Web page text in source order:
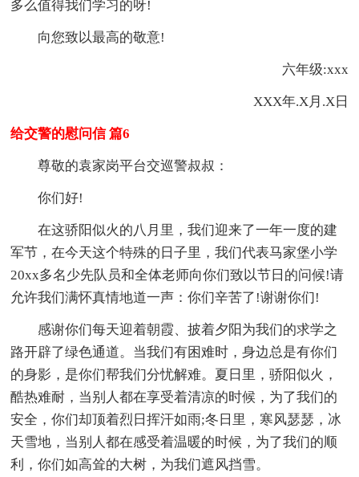
多么值得我们学习的呀!
向您致以最高的敬意!
六年级:xxx
XXX年.X月.X日
给交警的慰问信 篇6
尊敬的袁家岗平台交巡警叔叔：
你们好!
在这骄阳似火的八月里，我们迎来了一年一度的建
军节，在今天这个特殊的日子里，我们代表马家堡小学
20xx多名少先队员和全体老师向你们致以节日的问候!请
允许我们满怀真情地道一声：你们辛苦了!谢谢你们!
感谢你们每天迎着朝霞、披着夕阳为我们的求学之
路开辟了绿色通道。当我们有困难时，身边总是有你们
的身影，是你们帮我们分忧解难。夏日里，骄阳似火，
酷热难耐，当别人都在享受着清凉的时候，为了我们的
安全，你们却顶着烈日挥汗如雨;冬日里，寒风瑟瑟，冰
天雪地，当别人都在感受着温暖的时候，为了我们的顺
利，你们如高耸的大树，为我们遮风挡雪。